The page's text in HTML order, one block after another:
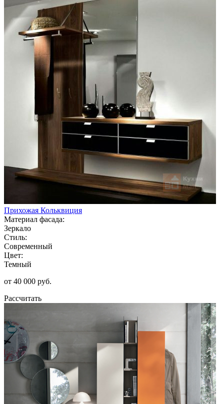
Прихожая Кольквиция
Материал фасада:
Зеркало
Стиль:
Современный
Цвет:
Темный
от 40 000 руб.
Рассчитать